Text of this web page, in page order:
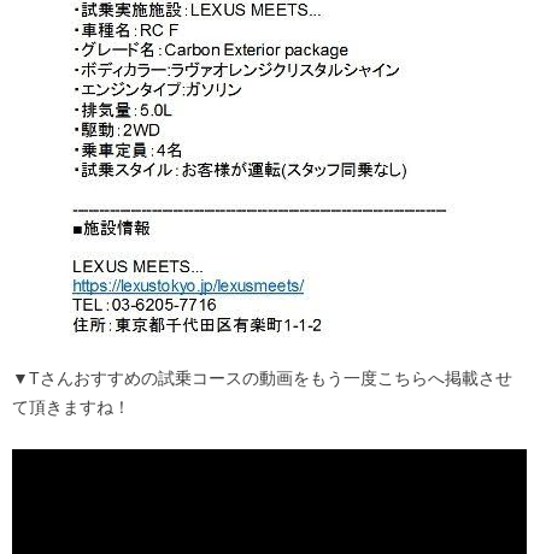
▼Tさんおすすめの試乗コースの動画をもう一度こちらへ掲載させ
て頂きますね！